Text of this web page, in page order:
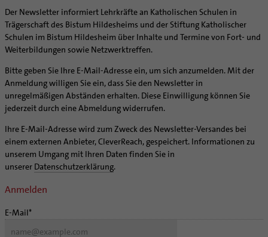
Aufbrüche in der Kirche
Ehrenamtliche
KirchenZeitung online
Verwaltungsbeauftragte / Verwaltungsleitungen in
Pfarrgemeinden
Der Newsletter informiert Lehrkräfte an Katholischen Schulen in
Trägerschaft des Bistum Hildesheims und der Stiftung Katholischer
Schulen im Bistum Hildesheim über Inhalte und Termine von Fort- und
Weiterbildungen sowie Netzwerktreffen.
Bitte geben Sie Ihre E-Mail-Adresse ein, um sich anzumelden. Mit der
Anmeldung willigen Sie ein, dass Sie den Newsletter in
unregelmäßigen Abständen erhalten. Diese Einwilligung können Sie
jederzeit durch eine Abmeldung widerrufen.
Ihre E-Mail-Adresse wird zum Zweck des Newsletter-Versandes bei
einem externen Anbieter, CleverReach, gespeichert. Informationen zu
unserem Umgang mit Ihren Daten finden Sie in
unserer Datenschutzerklärung.
Anmelden
E-Mail*